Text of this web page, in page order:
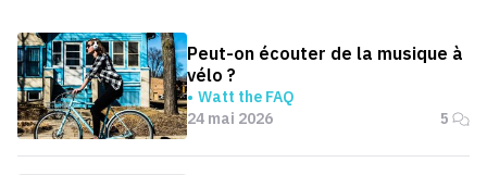
Peut-on écouter de la musique à
vélo ?
Watt the FAQ
24 mai 2026
5